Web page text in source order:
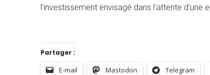
l’investissement envisagé dans l’attente
Partager :
E-mail Mastodon Telegram